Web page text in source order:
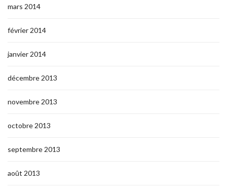
mars 2014
février 2014
janvier 2014
décembre 2013
novembre 2013
octobre 2013
septembre 2013
août 2013